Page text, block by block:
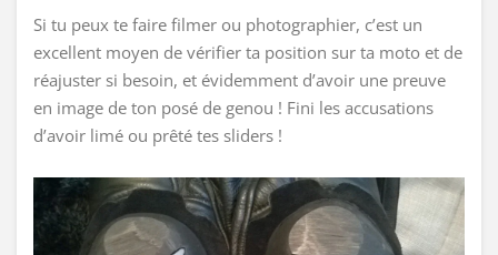
Si tu peux te faire filmer ou photographier, c’est un
excellent moyen de vérifier ta position sur ta moto et de
réajuster si besoin, et évidemment d’avoir une preuve
en image de ton posé de genou ! Fini les accusations
d’avoir limé ou prêté tes sliders !